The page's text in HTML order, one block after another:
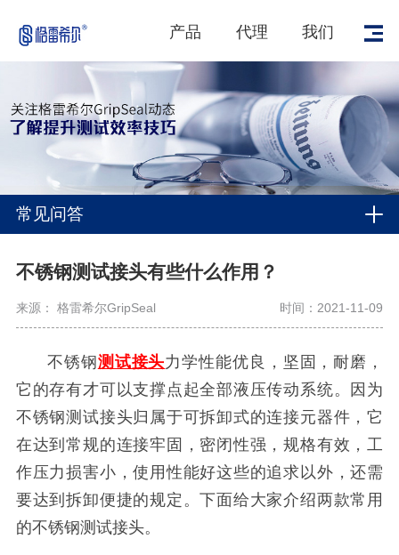
产品 代理 我们
常见问答
不锈钢测试接头有些什么作用？
来源： 格雷希尔GripSeal 时间：2021-11-09
不锈钢测试接头力学性能优良，坚固，耐磨，
它的存有才可以支撑点起全部液压传动系统。
因为
不锈钢测试接头归属于可拆卸式的连接元器件，它
在达到常规的连接牢固，密闭性强，规格有效，工
作压力损害小，使用性能好这些的追求以外，还需
要达到拆卸便捷的规定。下面给大家介绍两款常用
的不锈钢测试接头。